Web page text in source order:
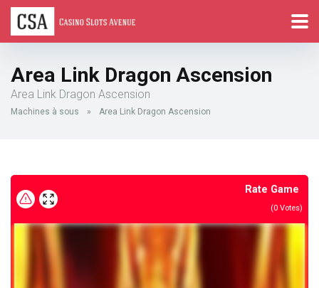
Area Link Dragon Ascension
Area Link Dragon Ascension
Machines à sous » Area Link Dragon Ascension
Rate Game
(0 Votes)